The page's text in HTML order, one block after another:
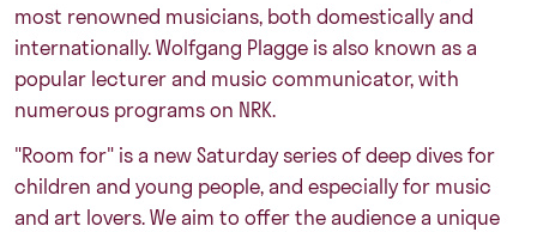
most renowned musicians, both domestically and
internationally. Wolfgang Plagge is also known as a
popular lecturer and music communicator, with
numerous programs on NRK.
"Room for" is a new Saturday series of deep dives for
children and young people, and especially for music
and art lovers. We aim to offer the audience a unique